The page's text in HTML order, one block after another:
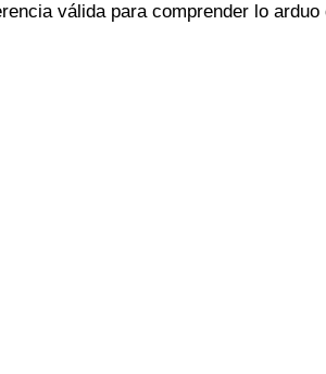
válida para comprender lo arduo